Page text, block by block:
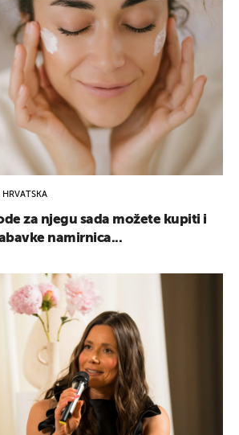
HRVATSKA
za njegu sada možete kupiti i
namirnica...